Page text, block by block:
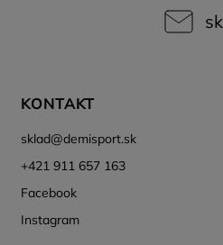
KONTAKT
sklad@demisport.sk
+421 911 657 163
Facebook
Instagram